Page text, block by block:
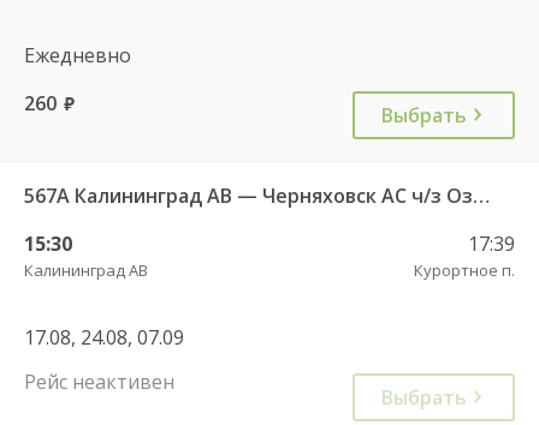
Ежедневно
260 руб. Выбрать
567А Калининград АВ — Черняховск АС ч/з Озерки п., Правдинск КДП, Железнодорожный КДП
15:30
Калининград АВ
17:39
Курортное п.
17.08, 24.08, 07.09
Рейс неактивен
Выбрать